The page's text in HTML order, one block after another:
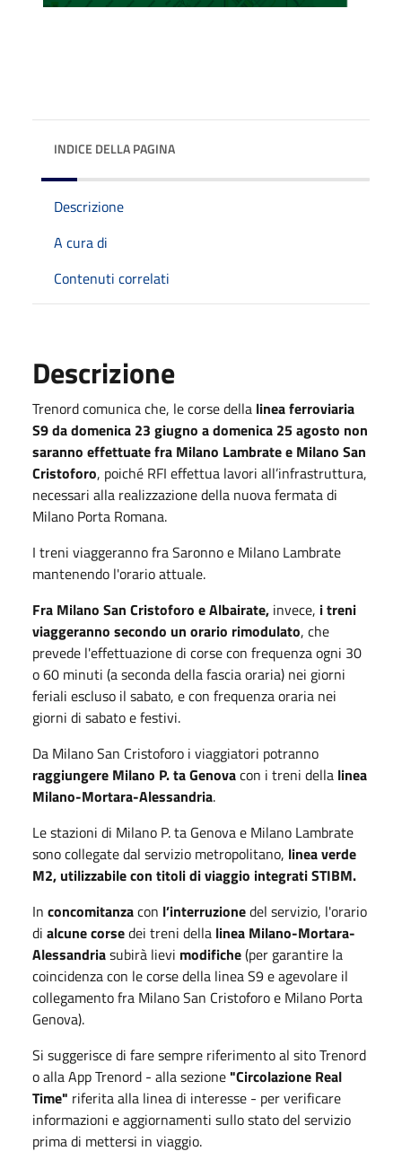
INDICE DELLA PAGINA
Descrizione
A cura di
Contenuti correlati
Descrizione
Trenord comunica che, le corse della linea ferroviaria
S9 da domenica 23 giugno a domenica 25 agosto non
saranno effettuate fra Milano Lambrate e Milano San
Cristoforo, poiché RFI effettua lavori all’infrastruttura,
necessari alla realizzazione della nuova fermata di
Milano Porta Romana.
I treni viaggeranno fra Saronno e Milano Lambrate
mantenendo l'orario attuale.
Fra Milano San Cristoforo e Albairate, invece, i treni
viaggeranno secondo un orario rimodulato, che
prevede l'effettuazione di corse con frequenza ogni 30
o 60 minuti (a seconda della fascia oraria) nei giorni
feriali escluso il sabato, e con frequenza oraria nei
giorni di sabato e festivi.
Da Milano San Cristoforo i viaggiatori potranno
raggiungere Milano P. ta Genovacon i treni della linea
Milano-Mortara-Alessandria.
Le stazioni di Milano P. ta Genova e Milano Lambrate
sono collegate dal servizio metropolitano, linea verde
M2, utilizzabile con titoli di viaggio integrati STIBM.
In concomitanzacon l’interruzionedel servizio, l'orario
di alcune corsedei treni della linea Milano-Mortara-
Alessandriasubirà lievi modifiche(per garantire la
coincidenza con le corse della linea S9 e agevolare il
collegamento fra Milano San Cristoforo e Milano Porta
Genova).
Si suggerisce di fare sempre riferimento al sito Trenord
o alla App Trenord - alla sezione"Circolazione Real
Time" riferita alla linea di interesse - per verificare
informazioni e aggiornamenti sullo stato del servizio
prima di mettersi in viaggio.